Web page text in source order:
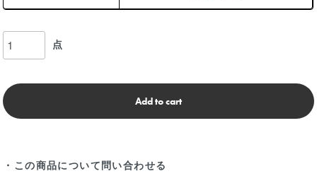
点
Add to cart
・この商品について問い合わせる